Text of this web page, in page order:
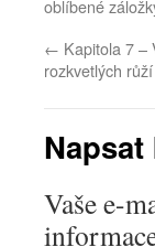
oblíbené
← Kapitola 7 –
rozkvetlých růží
Vaše e-